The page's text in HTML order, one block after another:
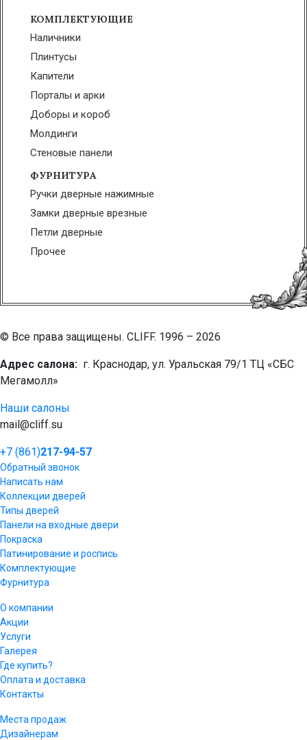
КОМПЛЕКТУЮЩИЕ
Наличники
Плинтусы
Капители
Порталы и арки
Доборы и короб
Молдинги
Стеновые панели
ФУРНИТУРА
Ручки дверные нажимные
Замки дверные врезные
Петли дверные
Прочее
© Все права защищены. CLIFF. 1996 – 2026
Адрес салона: г. Краснодар, ул. Уральская 79/1 ТЦ «СБС
Мегамолл»
Наши салоны
mail@cliff.su
+7 (861)217-94-57
Обратный звонок
Написать нам
Коллекции дверей
Типы дверей
Панели на входные двери
Покраска
Патинирование и роспись
Комплектующие
Фурнитура
О компании
Акции
Услуги
Галерея
Где купить?
Оплата и доставка
Контакты
Места продаж
Дизайнерам